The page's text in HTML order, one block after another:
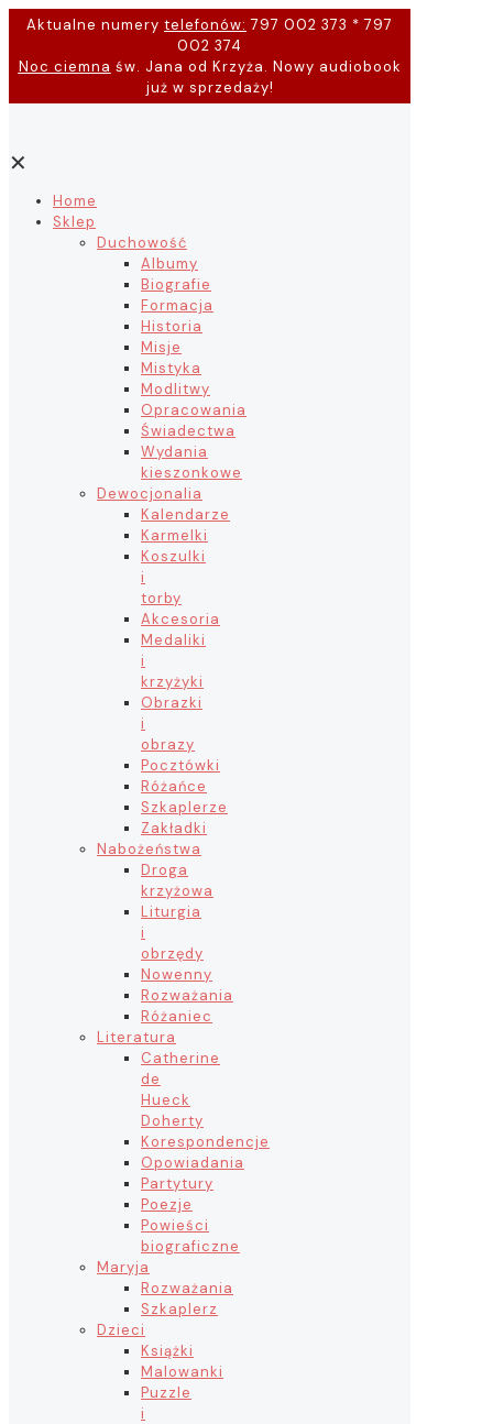
Aktualne numery telefonów: 797 002 373 * 797
002 374
Noc ciemna św. Jana od Krzyża. Nowy audiobook
już w sprzedaży!
✕
Home
Sklep
Duchowość
Albumy
Biografie
Formacja
Historia
Misje
Mistyka
Modlitwy
Opracowania
Świadectwa
Wydania
kieszonkowe
Dewocjonalia
Kalendarze
Karmelki
Koszulki
i
torby
Akcesoria
Medaliki
i
krzyżyki
Obrazki
i
obrazy
Pocztówki
Różańce
Szkaplerze
Zakładki
Nabożeństwa
Droga
krzyżowa
Liturgia
i
obrzędy
Nowenny
Rozważania
Różaniec
Literatura
Catherine
de
Hueck
Doherty
Korespondencje
Opowiadania
Partytury
Poezje
Powieści
biograficzne
Maryja
Rozważania
Szkaplerz
Dzieci
Książki
Malowanki
Puzzle
i